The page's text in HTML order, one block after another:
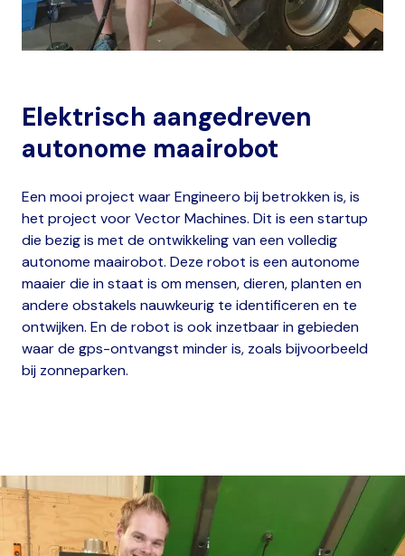
Elektrisch aangedreven
autonome maairobot
Een mooi project waar Engineero bij betrokken is, is
het project voor Vector Machines. Dit is een startup
die bezig is met de ontwikkeling van een volledig
autonome maairobot. Deze robot is een autonome
maaier die in staat is om mensen, dieren, planten en
andere obstakels nauwkeurig te identificeren en te
ontwijken. En de robot is ook inzetbaar in gebieden
waar de gps-ontvangst minder is, zoals bijvoorbeeld
bij zonneparken.